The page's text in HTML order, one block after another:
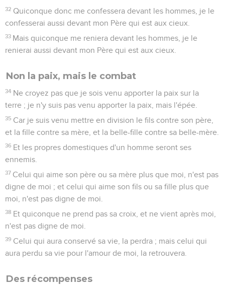
32 Quiconque donc me confessera devant les hommes, je le
confesserai aussi devant mon Père qui est aux cieux.
33 Mais quiconque me reniera devant les hommes, je le
renierai aussi devant mon Père qui est aux cieux.
Non la paix, mais le combat
34 Ne croyez pas que je sois venu apporter la paix sur la
terre ; je n'y suis pas venu apporter la paix, mais l'épée.
35 Car je suis venu mettre en division le fils contre son père,
et la fille contre sa mère, et la belle-fille contre sa belle-mère.
36 Et les propres domestiques d'un homme seront ses
ennemis.
37 Celui qui aime son père ou sa mère plus que moi, n'est pas
digne de moi ; et celui qui aime son fils ou sa fille plus que
moi, n'est pas digne de moi.
38 Et quiconque ne prend pas sa croix, et ne vient après moi,
n'est pas digne de moi.
39 Celui qui aura conservé sa vie, la perdra ; mais celui qui
aura perdu sa vie pour l'amour de moi, la retrouvera.
Des récompenses